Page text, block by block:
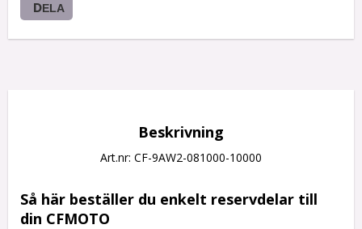
DELA
Beskrivning
Art.nr: CF-9AW2-081000-10000
Så här beställer du enkelt reservdelar till
din CFMOTO